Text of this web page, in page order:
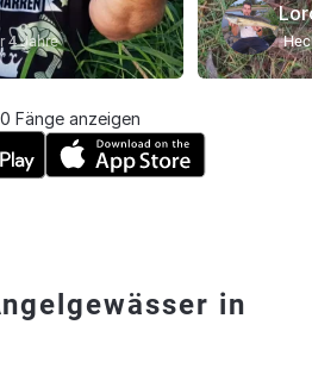
4 Jahre
Fänge anzeigen
in